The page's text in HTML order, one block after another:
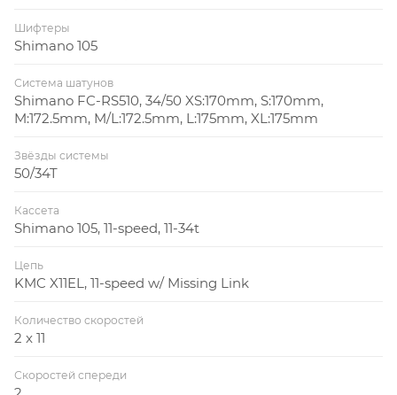
Шифтеры
Shimano 105
Система шатунов
Shimano FC-RS510, 34/50 XS:170mm, S:170mm,
M:172.5mm, M/L:172.5mm, L:175mm, XL:175mm
Звёзды системы
50/34T
Кассета
Shimano 105, 11-speed, 11-34t
Цепь
KMC X11EL, 11-speed w/ Missing Link
Количество скоростей
2 x 11
Скоростей спереди